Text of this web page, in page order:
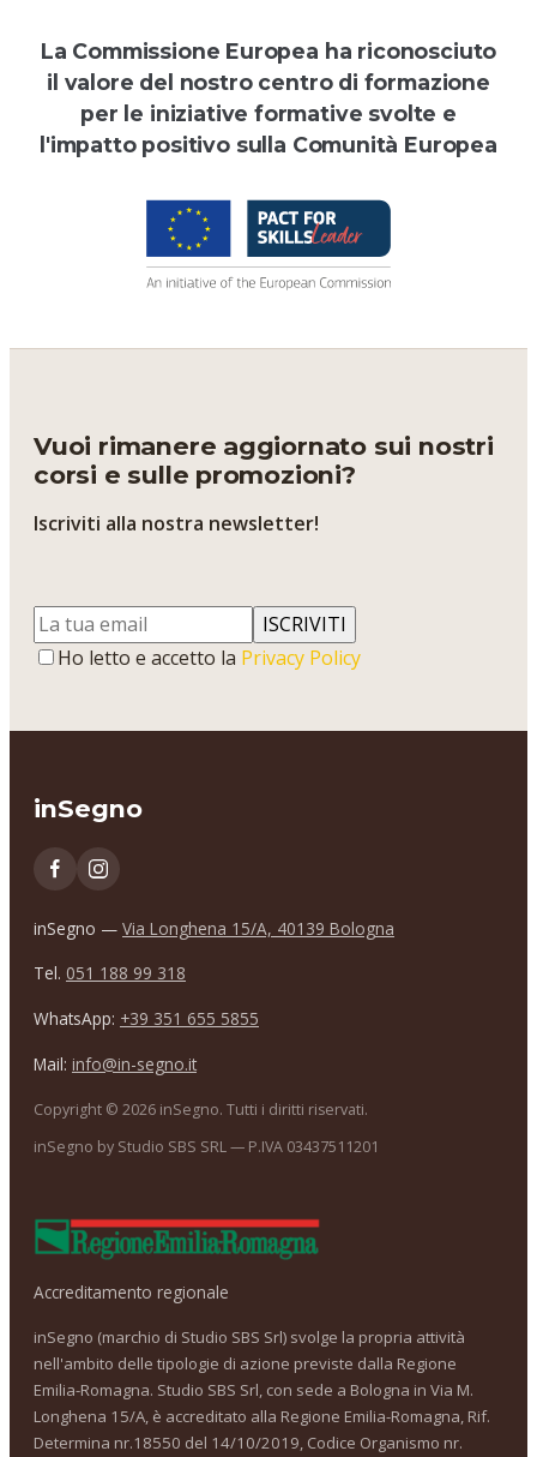
La Commissione Europea ha riconosciuto
il valore del nostro centro di formazione
per le iniziative formative svolte e
l'impatto positivo sulla Comunità Europea
Vuoi rimanere aggiornato sui nostri
corsi e sulle promozioni?
Iscriviti alla nostra newsletter!
ISCRIVITI
Ho letto e accetto la Privacy Policy
inSegno
inSegno — Via Longhena 15/A, 40139 Bologna
Tel. 051 188 99 318
WhatsApp: +39 351 655 5855
Mail: info@in-segno.it
Copyright © 2026 inSegno. Tutti i diritti riservati.
inSegno by Studio SBS SRL — P.IVA 03437511201
Accreditamento regionale
inSegno (marchio di Studio SBS Srl) svolge la propria attività
nell'ambito delle tipologie di azione previste dalla Regione
Emilia-Romagna. Studio SBS Srl, con sede a Bologna in Via M.
Longhena 15/A, è accreditato alla Regione Emilia-Romagna, Rif.
Determina nr.18550 del 14/10/2019, Codice Organismo nr.